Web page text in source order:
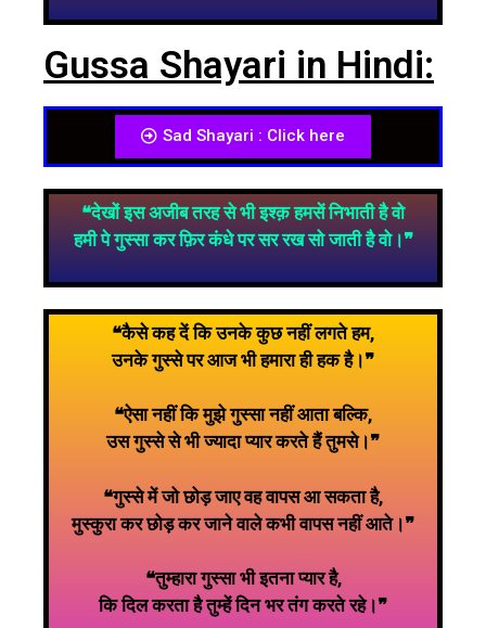
Gussa Shayari in Hindi:
Sad Shayari : Click here
❝देखों इस अजीब तरह से भी इश्क़ हमसें निभाती है वो
हमी पे गुस्सा कर फ़िर कंधे पर सर रख सो जाती है वो।❞
❝कैसे कह दें कि उनके कुछ नहीं लगते हम,
उनके गुस्से पर आज भी हमारा ही हक है।❞
❝ऐसा नहीं कि मुझे गुस्सा नहीं आता बल्कि,
उस गुस्से से भी ज्यादा प्यार करते हैं तुमसे।❞
❝गुस्से में जो छोड़ जाए वह वापस आ सकता है,
मुस्कुरा कर छोड़ कर जाने वाले कभी वापस नहीं आते।❞
❝तुम्हारा गुस्सा भी इतना प्यार है,
कि दिल करता है तुम्हें दिन भर तंग करते रहे।❞